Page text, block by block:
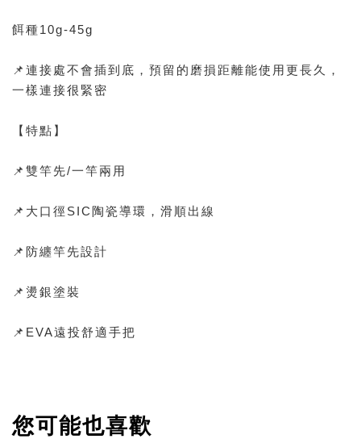
餌種10g-45g
📌連接處不會插到底，預留的磨損距離能使用更長久，
一樣連接很緊密
【特點】
📌雙竿先/一竿兩用
📌大口徑SIC陶瓷導環，滑順出線
📌防纏竿先設計
📌燙銀塗裝
📌EVA遠投舒適手把
您可能也喜歡